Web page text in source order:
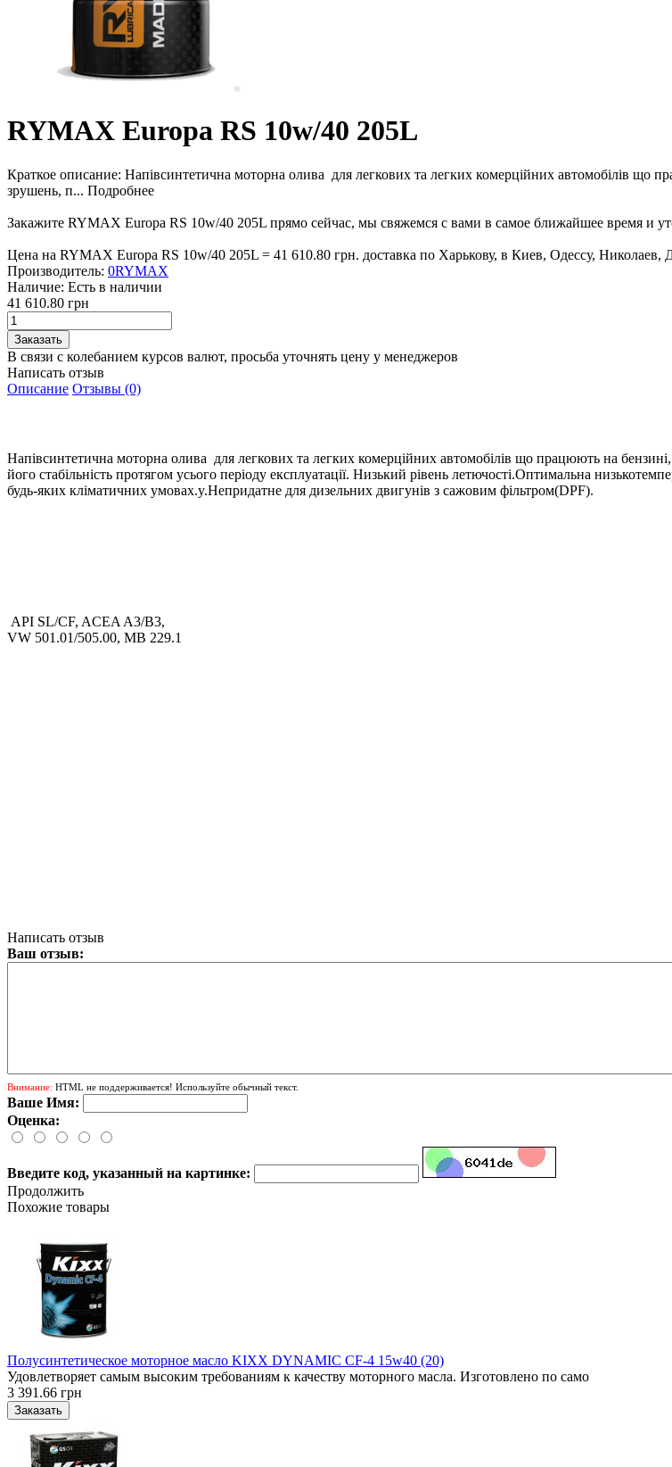
RYMAX Europa RS 10w/40 205L
Краткое описание: Напівсинтетична моторна олива для легкових та легких комерційних автомобілів що
зрушень, п... Подробнее
Закажите RYMAX Europa RS 10w/40 205L прямо сейчас, мы свяжемся с вами в самое ближайшее время и
Цена на RYMAX Europa RS 10w/40 205L = 41 610.80 грн. доставка по Харькову, в Киев, Одессу, Николаев,
Производитель: 0RYMAX
Наличие: Есть в наличии
41 610.80 грн
В связи с колебанием курсов валют, просьба уточнять цену у менеджеров
Написать отзыв
Описание Отзывы (0)
Напівсинтетична моторна олива для легкових та легких комерційних автомобілів що працюють на
його стабільність протягом усього періоду експлуатації. Низький рівень летючості.Оптимальна
будь-яких кліматичних умовах.y.Непридатне для дизельних двигунів з сажовим фільтром(DPF).
API SL/CF, ACEA A3/B3,
VW 501.01/505.00, MB 229.1
Написать отзыв
Ваш отзыв:
Внимание: HTML не поддерживается! Используйте обычный текст.
Ваше Имя:
Оценка:
Введите код, указанный на картинке:
Продолжить
Похожие товары
Полусинтетическое моторное масло KIXX DYNAMIC CF-4 15w40 (20)
Удовлетворяет самым высоким требованиям к качеству моторного масла. Изготовлено по само
3 391.66 грн